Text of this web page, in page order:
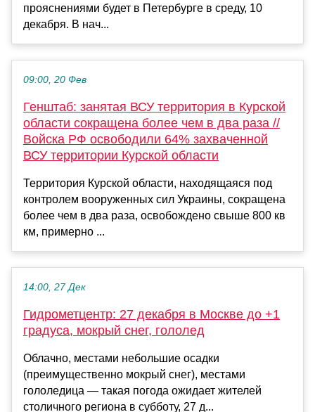
прояснениями будет в Петербурге в среду, 10
декабря. В нач...
09:00, 20 Фев
Генштаб: занятая ВСУ территория в Курской
области сокращена более чем в два раза //
Войска РФ освободили 64% захваченной
ВСУ территории Курской области
Территория Курской области, находящаяся под
контролем вооруженных сил Украины, сокращена
более чем в два раза, освобождено свыше 800 кв
км, примерно ...
14:00, 27 Дек
Гидрометцентр: 27 декабря в Москве до +1
градуса, мокрый снег, гололед
Облачно, местами небольшие осадки
(преимущественно мокрый снег), местами
гололедица — такая погода ожидает жителей
столичного региона в субботу, 27 д...